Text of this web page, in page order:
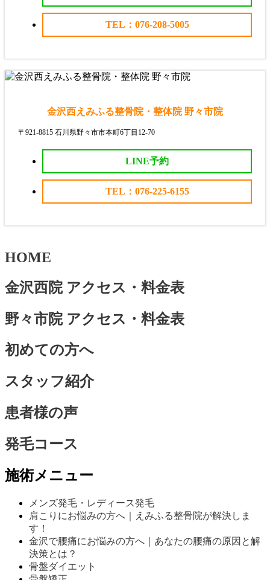
TEL：076-208-5005
金沢西えみふる整骨院・整体院 野々市院
〒921-8815 石川県野々市市本町6丁目12-70
LINE予約
TEL：076-225-6155
HOME
金沢西院 アクセス・料金表
野々市院 アクセス・料金表
初めての方へ
スタッフ紹介
患者様の声
発毛コース
施術メニュー
メンズ発毛・レディース発毛
肩こりにお悩みの方へ｜えみふる整骨院が解決しま
す！
金沢で腰痛にお悩みの方へ｜あなたの腰痛の原因と解
決策とは？
骨盤ダイエット